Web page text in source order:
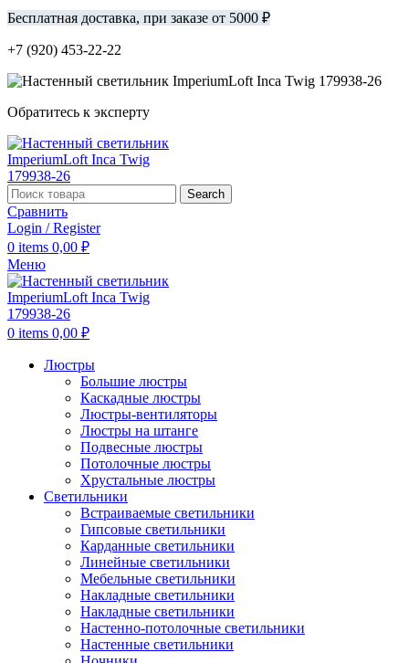
Бесплатная доставка, при заказе от 5000 ₽
+7 (920) 453-22-22
Обратитесь к эксперту
Search
Сравнить
Login / Register
0 items 0,00 ₽
Меню
0 items 0,00 ₽
Люстры
Большие люстры
Каскадные люстры
Люстры-вентиляторы
Люстры на штанге
Подвесные люстры
Потолочные люстры
Хрустальные люстры
Светильники
Встраиваемые светильники
Гипсовые светильники
Карданные светильники
Линейные светильники
Мебельные светильники
Накладные светильники
Накладные светильники
Настенно-потолочные светильники
Настенные светильники